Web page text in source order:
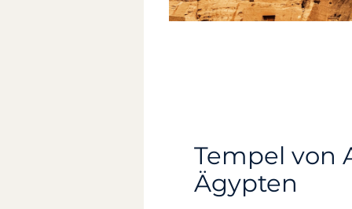
Tempel von
Ägypten